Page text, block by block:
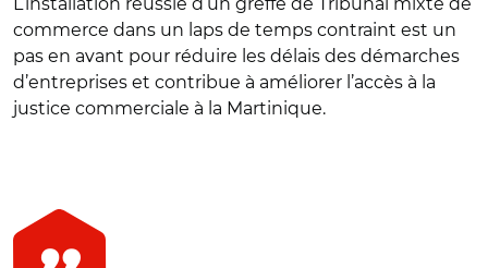
commerce dans un laps de temps contraint est un
pas en avant pour réduire les délais des démarches
d’entreprises et contribue à améliorer l’accès à la
justice commerciale à la Martinique.